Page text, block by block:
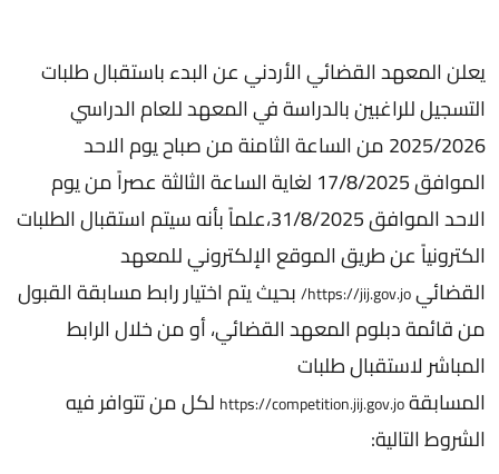
يعلن المعهد القضائي الأردني عن البدء باستقبال طلبات
التسجيل للراغبين بالدراسة في المعهد للعام الدراسي
2025/2026 من الساعة الثامنة من صباح يوم الاحد
الموافق 17/8/2025 لغاية الساعة الثالثة عصراً من يوم
الاحد الموافق 31/8/2025،علماً بأنه سيتم استقبال الطلبات
الكترونياً عن طريق الموقع الإلكتروني للمعهد
القضائيhttps://jij.gov.jo/ بحيث يتم اختيار رابط مسابقة القبول
من قائمة دبلوم المعهد القضائي، أو من خلال الرابط
المباشر لاستقبال طلبات
المسابقةhttps://competition.jij.gov.jo لكل من تتوافر فيه
الشروط التالية: